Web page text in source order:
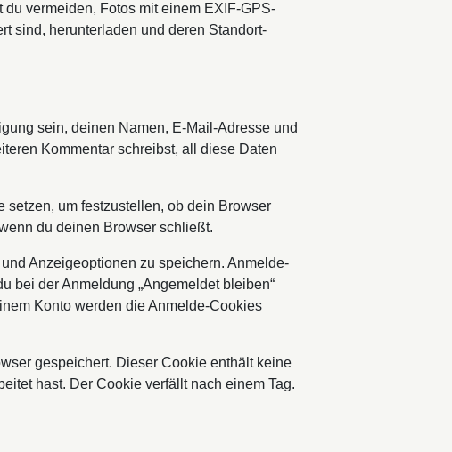
vermeiden, Fotos mit einem EXIF-GPS-
sind, herunterladen und deren Standort-
sein, deinen Namen, E-Mail-Adresse und
Kommentar schreibst, all diese Daten
um festzustellen, ob dein Browser
du deinen Browser schließt.
Anzeigeoptionen zu speichern. Anmelde-
bei der Anmeldung „Angemeldet bleiben“
Konto werden die Anmelde-Cookies
gespeichert. Dieser Cookie enthält keine
hast. Der Cookie verfällt nach einem Tag.